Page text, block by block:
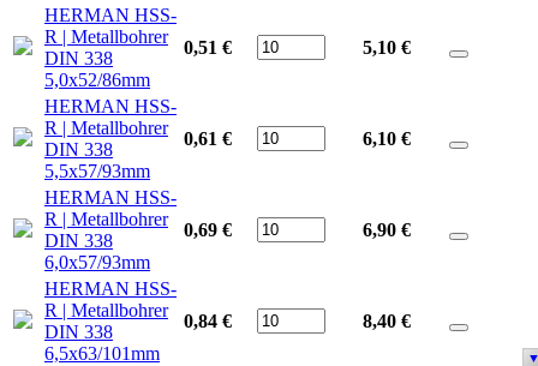
HERMAN HSS-
R | Metallbohrer
DIN 338
5,0x52/86mm
0,51 € 5,10 €
HERMAN HSS-
R | Metallbohrer
DIN 338
5,5x57/93mm
0,61 € 6,10 €
HERMAN HSS-
R | Metallbohrer
DIN 338
6,0x57/93mm
0,69 € 6,90 €
HERMAN HSS-
R | Metallbohrer
DIN 338
6,5x63/101mm
0,84 € 8,40 €